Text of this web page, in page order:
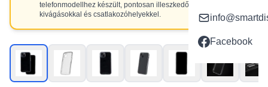
Facebook
telefonmodellhez készült, pontosan illeszkedő
kivágásokkal és csatlakozóhelyekkel.